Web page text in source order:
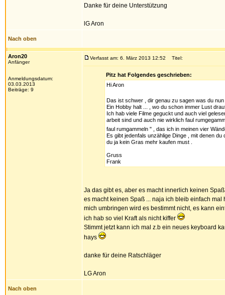
Danke für deine Unterstützung
lG Aron
Nach oben
Aron20
Anfänger
Anmeldungsdatum:
03.03.2013
Beiträge: 9
Verfasst am: 6. März 2013 12:52 Titel:
Pitz hat Folgendes geschrieben:
Hi Aron
Das ist schwer , dir genau zu sagen was du
Ein Hobby halt ... , wo du schon immer Lust
Ich hab viele Filme geguckt und auch viel
arbeit sind und auch nie wirklich faul
faul rumgammeln " , das ich in meinen vier
Es gibt jedenfals unzählige Dinge , mit denen
du ja kein Gras mehr kaufen must .
Gruss
Frank
Ja das gibt es, aber es macht innerlich keinen
es macht keinen Spaß ... naja ich bleib einfach mal
mich umbringen wird es bestimmt nicht, es kann
ich hab so viel Kraft als nicht kiffer
Stimmt jetzt kann ich mal z.b ein neues keyboard
hays
danke für deine Ratschläger
LG Aron
Nach oben